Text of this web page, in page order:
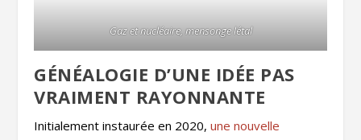
Gaz et nucléaire, mensonge létal
GÉNÉALOGIE D’UNE IDÉE PAS
VRAIMENT RAYONNANTE
Initialement instaurée en 2020,une nouvelle